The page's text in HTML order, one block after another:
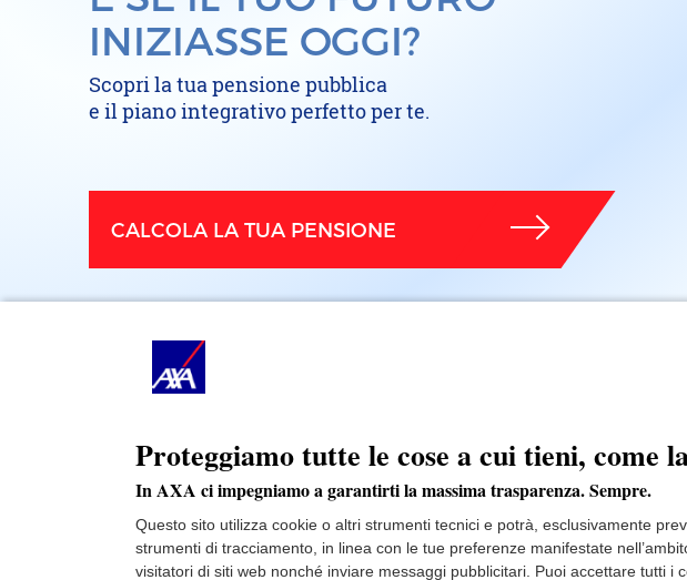
Proteggiamo tutte le cose a cui tieni, come
In AXA ci impegniamo a garantirti la massima trasparenza. Sempre.
Questo sito utilizza cookie o altri strumenti tecnici e potrà, esclusivamente
strumenti di tracciamento, in linea con le tue preferenze manifestate
visitatori di siti web nonché inviare messaggi pubblicitari. Puoi accettare tutti
INIZIASSE OGGI?
Scopri la tua pensione pubblica
e il piano integrativo perfetto per te.
CALCOLA LA TUA PENSIONE